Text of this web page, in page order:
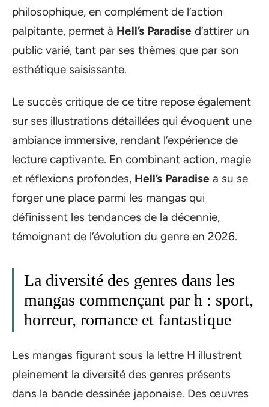
philosophique, en complément de l’action
palpitante, permet à Hell’s Paradise d’attirer un
public varié, tant par ses thèmes que par son
esthétique saisissante.
Le succès critique de ce titre repose également
sur ses illustrations détaillées qui évoquent une
ambiance immersive, rendant l’expérience de
lecture captivante. En combinant action, magie
et réflexions profondes, Hell’s Paradise a su se
forger une place parmi les mangas qui
définissent les tendances de la décennie,
témoignant de l’évolution du genre en 2026.
La diversité des genres dans les
mangas commençant par h : sport,
horreur, romance et fantastique
Les mangas figurant sous la lettre H illustrent
pleinement la diversité des genres présents
dans la bande dessinée japonaise. Des œuvres